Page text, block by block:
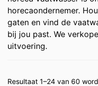
horecaondernemer.
gaten en vind de
bij jou past. We
uitvoering.
Resultaat 1–24 van 60